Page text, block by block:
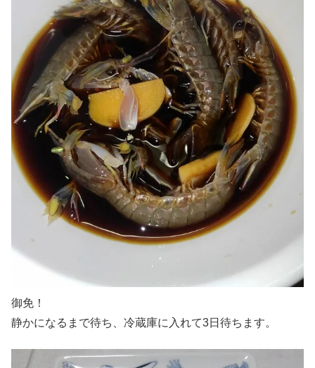
御免！
静かになるまで待ち、冷蔵庫に入れて3日待ちます。